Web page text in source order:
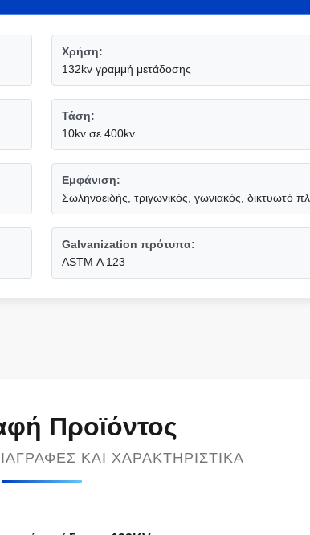
Χρήση:
132kv γραμμή μετάδοσης
Τάση:
10kv σε 400kv
Εμφάνιση:
Σωληνοειδής, τριγωνικός, γωνιακός, δικτυωτό
Galvanization πρότυπα:
ASTM Α 123
Προϊόντος
ΚΑΙ ΧΑΡΑΚΤΗΡΙΣΤΙΚΆ